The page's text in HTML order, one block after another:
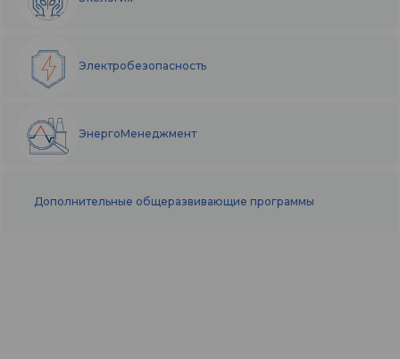
Электробезопасность
ЭнергоМенеджмент
Дополнительные общеразвивающие программы